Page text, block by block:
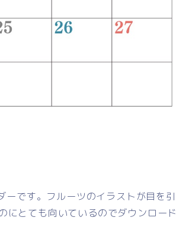
です。フルーツのイラストが目を引
にとても向いているのでダウンロード